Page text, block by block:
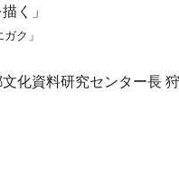
く」
ク」
化資料研究センター長